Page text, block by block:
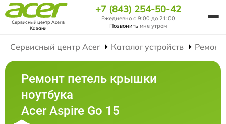
Сервисный центр Acerв
Казани
+7 (843) 254-50-42
Ежедневно с 9:00 до 21:00
Позвонить мне утром
Сервисный центр Acer Каталог устройств Ремонт
Ремонт петель крышки
ноутбука
Acer Aspire Go 15